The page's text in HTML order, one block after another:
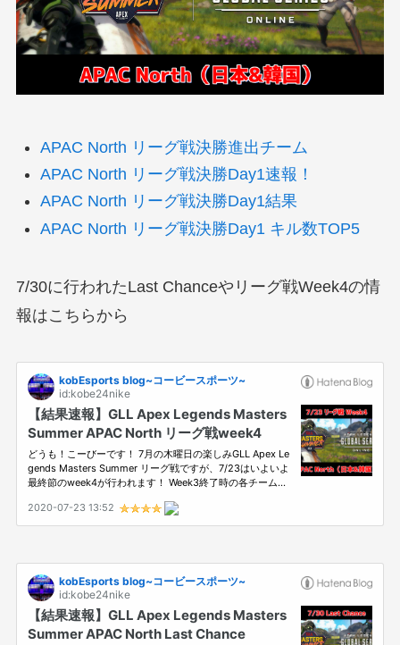
APAC North リーグ戦決勝進出チーム
APAC North リーグ戦決勝Day1速報！
APAC North リーグ戦決勝Day1結果
APAC North リーグ戦決勝Day1 キル数TOP5
7/30に行われたLast Chanceやリーグ戦Week4の情
報はこちらから